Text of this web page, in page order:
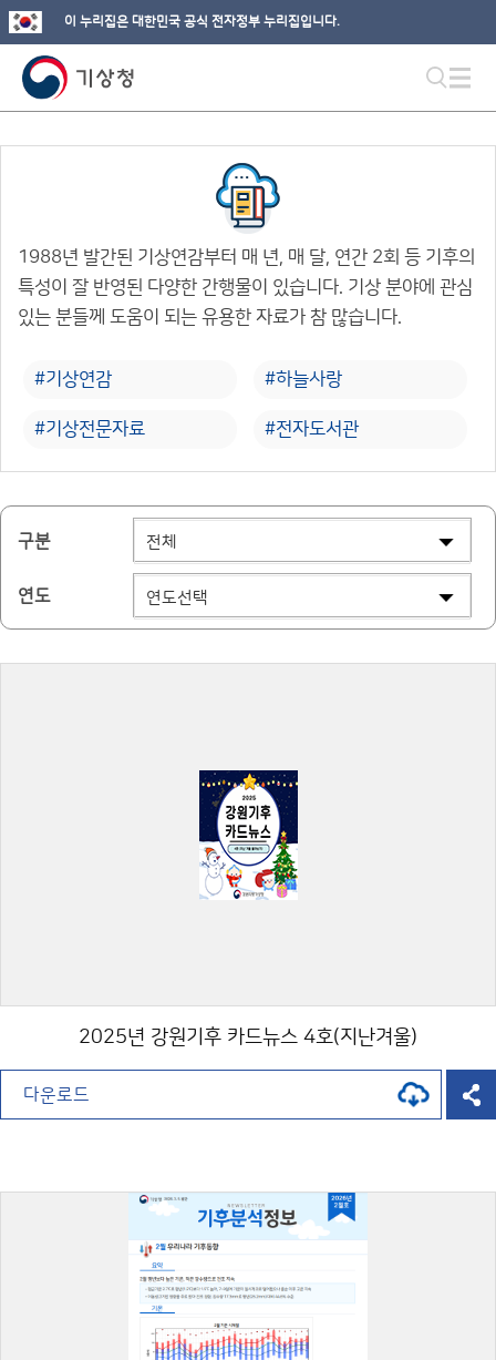
이 누리집은 대한민국 공식 전자정부 누리집입니다.
1988년 발간된 기상연감부터 매 년, 매 달, 연간 2회 등 기후의
특성이 잘 반영된 다양한 간행물이 있습니다. 기상 분야에 관심
있는 분들께 도움이 되는 유용한 자료가 참 많습니다.
#기상연감 #하늘사랑
#기상전문자료 #전자도서관
구분
연도
2025년 강원기후 카드뉴스 4호(지난겨울)
다운로드